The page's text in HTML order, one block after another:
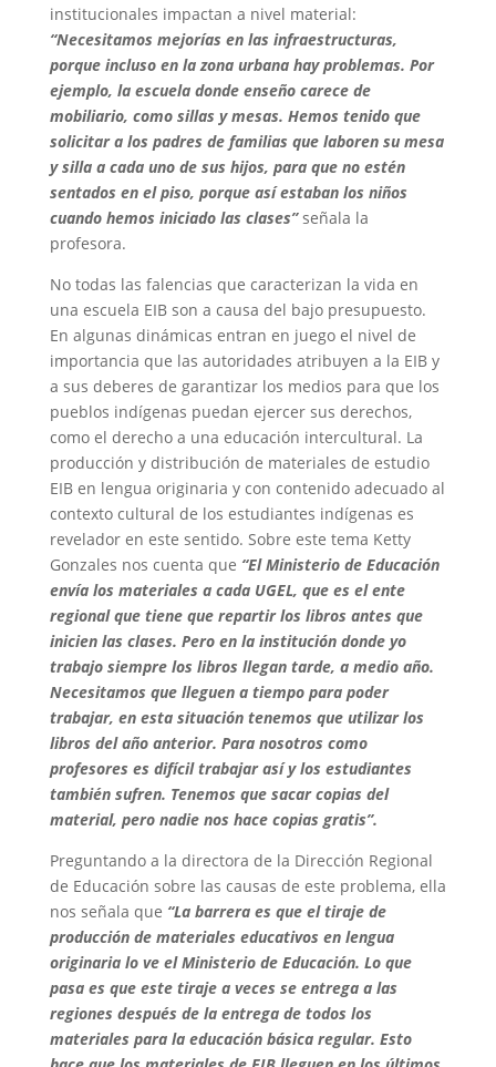
institucionales impactan a nivel material:
“Necesitamos mejorías en las infraestructuras,
porque incluso en la zona urbana hay problemas. Por
ejemplo, la escuela donde enseño carece de
mobiliario, como sillas y mesas. Hemos tenido que
solicitar a los padres de familias que laboren su mesa
y silla a cada uno de sus hijos, para que no estén
sentados en el piso, porque así estaban los niños
cuando hemos iniciado las clases”señala la
profesora.
No todas las falencias que caracterizan la vida en
una escuela EIB son a causa del bajo presupuesto.
En algunas dinámicas entran en juego el nivel de
importancia que las autoridades atribuyen a la EIB y
a sus deberes de garantizar los medios para que los
pueblos indígenas puedan ejercer sus derechos,
como el derecho a una educación intercultural. La
producción y distribución de materiales de estudio
EIB en lengua originaria y con contenido adecuado al
contexto cultural de los estudiantes indígenas es
revelador en este sentido. Sobre este tema Ketty
Gonzales nos cuenta que “El Ministerio de Educación
envía los materiales a cada UGEL, que es el ente
regional que tiene que repartir los libros antes que
inicien las clases. Pero en la institución donde yo
trabajo siempre los libros llegan tarde, a medio año.
Necesitamos que lleguen a tiempo para poder
trabajar, en esta situación tenemos que utilizar los
libros del año anterior. Para nosotros como
profesores es difícil trabajar así y los estudiantes
también sufren. Tenemos que sacar copias del
material, pero nadie nos hace copias gratis”.
Preguntando a la directora de la Dirección Regional
de Educación sobre las causas de este problema, ella
nos señala que “La barrera es que el tiraje de
producción de materiales educativos en lengua
originaria lo ve el Ministerio de Educación. Lo que
pasa es que este tiraje a veces se entrega a las
regiones después de la entrega de todos los
materiales para la educación básica regular. Esto